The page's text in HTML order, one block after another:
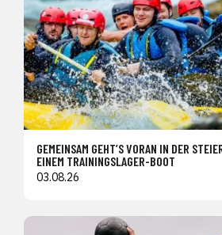
GEMEINSAM GEHT’S VORAN IN DER
EINEM TRAININGSLAGER-BOOT
03.08.26